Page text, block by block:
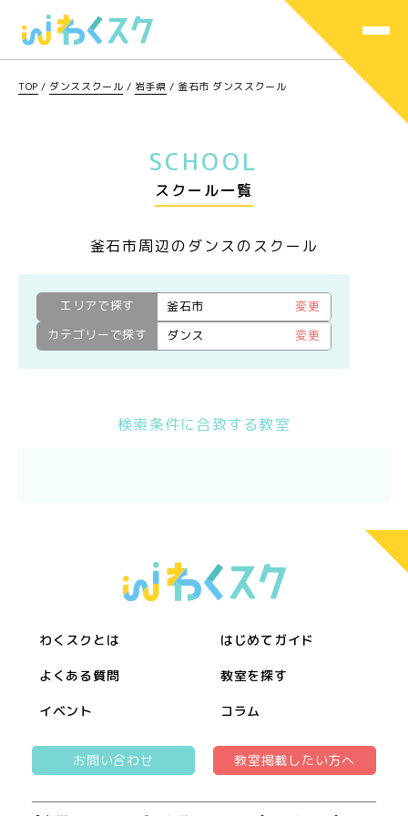
TOP / ダンススクール / 岩手県 / 釜石市 ダンススクール
SCHOOL
スクール一覧
釜石市周辺のダンスのスクール
エリアで探す 釜石市
変更
カテゴリーで探す
ダンス 変更
検索条件に合致する教室
わくスクとは はじめてガイド
よくある質問 教室を探す
イベント コラム
お問い合わせ 教室掲載したい方へ